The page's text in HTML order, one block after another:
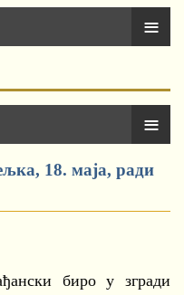
≡
≡
18. маја, ради
биро у згради